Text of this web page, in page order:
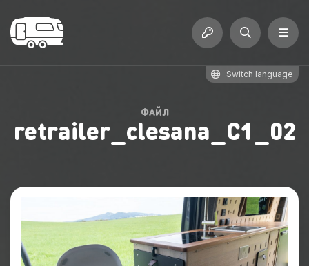
Switch language
ФАЙЛ
retrailer_clesana_C1_02